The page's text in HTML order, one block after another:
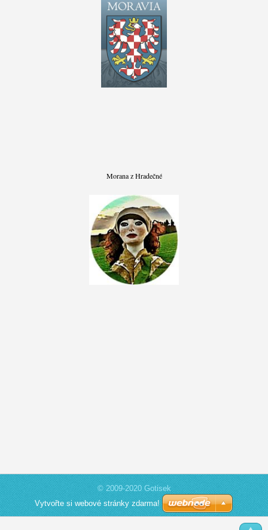
Morana z Hradečné
© 2009-2020 Gotisek
Vytvořte si webové stránky zdarma!